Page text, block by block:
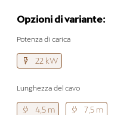
Opzioni di variante:
Potenza di carica
22 kW
Lunghezza del cavo
4,5 m 7,5 m